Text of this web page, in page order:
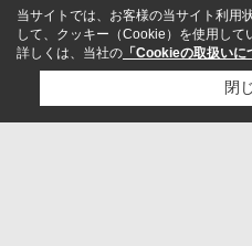
当サイトでは、お客様の当サイト利用
して、クッキー（Cookie）を使用して
詳しくは、当社の 「Cookieの取扱いに
閉